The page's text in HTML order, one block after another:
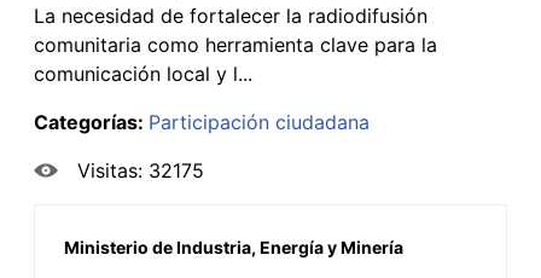
La necesidad de fortalecer la radiodifusión
comunitaria como herramienta clave para la
comunicación local y l...
Categorías: Participación ciudadana
Visitas: 32175
Ministerio de Industria, Energía y Minería